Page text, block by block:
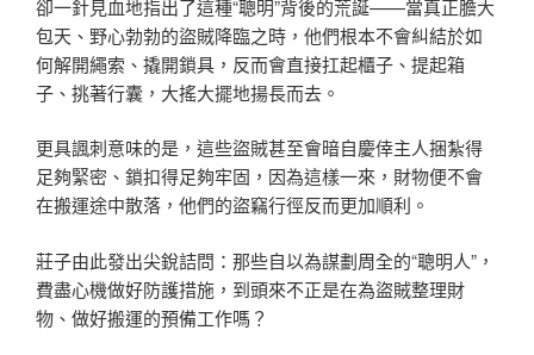
卻一針見血地指出了這種“聰明”背後的荒誕——當真正膽大
包天、野心勃勃的盜賊降臨之時，他們根本不會糾結於如
何解開繩索、撬開鎖具，反而會直接扛起櫃子、提起箱
子、挑著行囊，大搖大擺地揚長而去。
更具諷刺意味的是，這些盜賊甚至會暗自慶倖主人捆紮得
足夠緊密、鎖扣得足夠牢固，因為這樣一來，財物便不會
在搬運途中散落，他們的盜竊行徑反而更加順利。
莊子由此發出尖銳詰問：那些自以為謀劃周全的“聰明人”，
費盡心機做好防護措施，到頭來不正是在為盜賊整理財
物、做好搬運的預備工作嗎？